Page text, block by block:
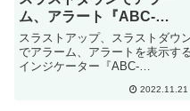
ム、アラート『ABC-
Thrust』【MT5】
スラストアップ、スラストダウ
でアラーム、アラートを表示す
インジケーター『ABC-
た。 インジケーターについてス
2022.11.21